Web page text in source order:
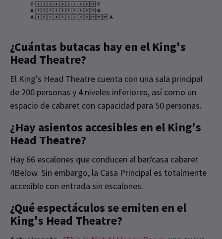
¿Cuántas butacas hay en el King's
Head Theatre?
El King's Head Theatre cuenta con una sala principal
de 200 personas y 4 niveles inferiores, así como un
espacio de cabaret con capacidad para 50 personas.
¿Hay asientos accesibles en el King's
Head Theatre?
Hay 66 escalones que conducen al bar/casa cabaret
4Below. Sin embargo, la Casa Principal es totalmente
accesible con entrada sin escalones.
¿Qué espectáculos se emiten en el
King's Head Theatre?